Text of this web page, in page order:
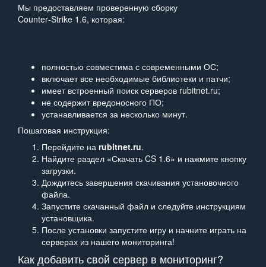
Мы предоставляем проверенную сборку
Counter‑Strike 1.6, которая:
полностью совместима с современными ОС;
включает все необходимые библиотеки и патчи;
имеет встроенный поиск серверов rubitnet.ru;
не содержит вредоносного ПО;
устанавливается за несколько минут.
Пошаговая инструкция:
Перейдите на rubitnet.ru.
Найдите раздел «Скачать CS 1.6» и нажмите кнопку
загрузки.
Дождитесь завершения скачивания установочного
файла.
Запустите скачанный файл и следуйте инструкциям
установщика.
После установки запустите игру и начните играть на
серверах из нашего мониторинга!
Как добавить свой сервер в мониторинг?